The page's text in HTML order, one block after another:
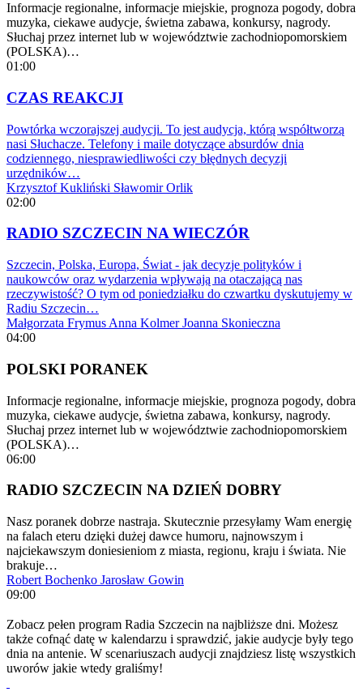
Informacje regionalne, informacje miejskie, prognoza pogody, dobra
muzyka, ciekawe audycje, świetna zabawa, konkursy, nagrody.
Słuchaj przez internet lub w województwie zachodniopomorskiem
(POLSKA)…
01:00
CZAS REAKCJI
Powtórka wczorajszej audycji. To jest audycja, którą współtworzą
nasi Słuchacze. Telefony i maile dotyczące absurdów dnia
codziennego, niesprawiedliwości czy błędnych decyzji
urzędników…
Krzysztof Kukliński Sławomir Orlik
02:00
RADIO SZCZECIN NA WIECZÓR
Szczecin, Polska, Europa, Świat - jak decyzje polityków i
naukowców oraz wydarzenia wpływają na otaczającą nas
rzeczywistość? O tym od poniedziałku do czwartku dyskutujemy w
Radiu Szczecin…
Małgorzata Frymus Anna Kolmer Joanna Skonieczna
04:00
POLSKI PORANEK
Informacje regionalne, informacje miejskie, prognoza pogody, dobra
muzyka, ciekawe audycje, świetna zabawa, konkursy, nagrody.
Słuchaj przez internet lub w województwie zachodniopomorskiem
(POLSKA)…
06:00
RADIO SZCZECIN NA DZIEŃ DOBRY
Nasz poranek dobrze nastraja. Skutecznie przesyłamy Wam energię
na falach eteru dzięki dużej dawce humoru, najnowszym i
najciekawszym doniesieniom z miasta, regionu, kraju i świata. Nie
brakuje…
Robert Bochenko Jarosław Gowin
09:00
Zobacz pełen program Radia Szczecin na najbliższe dni. Możesz
także cofnąć datę w kalendarzu i sprawdzić, jakie audycje były tego
dnia na antenie. W scenariuszach audycji znajdziesz listę wszystkich
uworów jakie wtedy graliśmy!